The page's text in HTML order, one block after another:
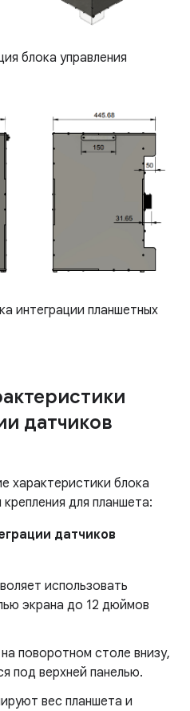
блока управления
интеграции планшетных
датчиков
характеристики блока
для планшета:
датчиков
использовать
экрана до 12 дюймов
поворотном столе внизу,
под верхней панелью.
вес планшета и